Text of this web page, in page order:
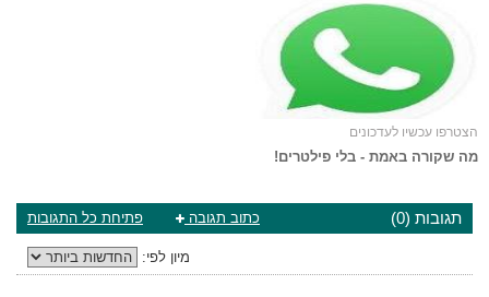
הצטרפו עכשיו לעדכונים
מה שקורה באמת - בלי פילטרים!
תגובות (0) פתיחת כל התגובות כתוב תגובה
מיון לפי: